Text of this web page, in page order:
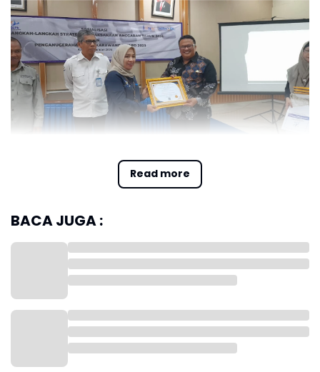
Read more
Penghargaan diserahkan langsung oleh kepala KPPN
Kantor Kemenag Karawang selaku kuasa pengguna
anggaran (KPA) ,H Sopian, Rabu (10/7/2024) di Aula
KPPN Karawang.
Kepala Kantor Kementerian Agama Kabupaten
BACA JUGA :